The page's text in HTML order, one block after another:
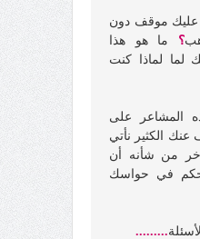
موقف دون
؟ ما هو هذا
لما لماذا كنت
المشاعر على
الكثير نأتي
من شأنه أن
في حواسك
.........